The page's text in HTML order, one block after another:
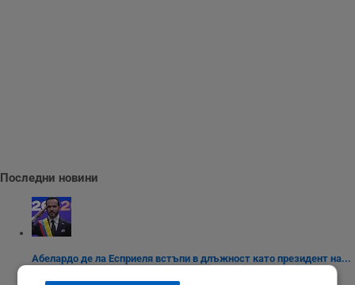
Последни новини
Абелардо де ла Есприеля встъпи в длъжност като президент на...